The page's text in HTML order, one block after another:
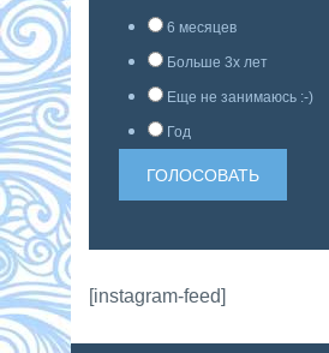
6 месяцев
Больше 3х лет
Еще не занимаюсь :-)
Год
[instagram-feed]